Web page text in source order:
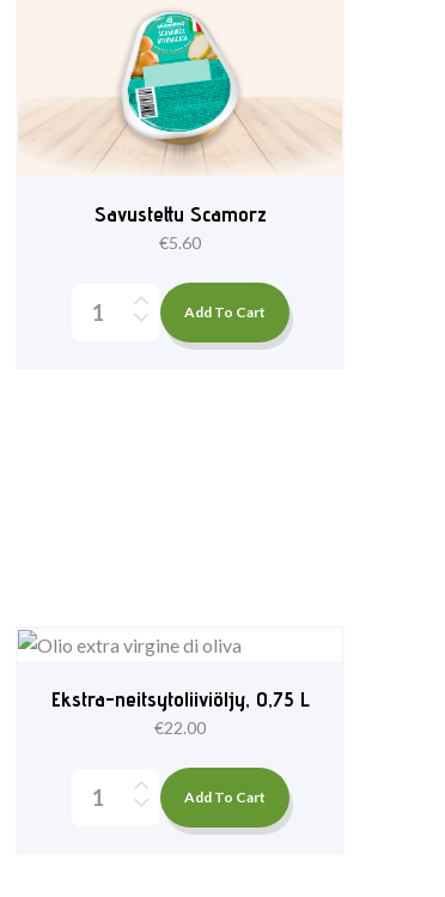
Savustettu Scamorz
€5.60
Add To Cart
Ekstra-neitsytoliiviöljy, 0,75 L
€22.00
Add To Cart